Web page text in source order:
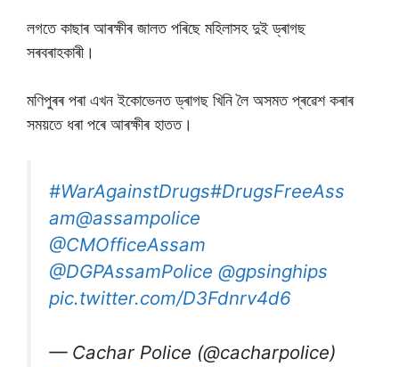
লগতে কাছাৰ আৰক্ষীৰ জালত পৰিছে মহিলাসহ দুই ড্ৰাগছ
সৰবৰাহকাৰী।
মণিপুৰৰ পৰা এখন ইকোভেনত ড্ৰাগছ খিনি লৈ অসমত প্ৰৱেশ কৰাৰ
সময়তে ধৰা পৰে আৰক্ষীৰ হাতত।
#WarAgainstDrugs#DrugsFreeAss
am@assampolice
@CMOfficeAssam
@DGPAssamPolice @gpsinghips
pic.twitter.com/D3Fdnrv4d6
— Cachar Police (@cacharpolice)